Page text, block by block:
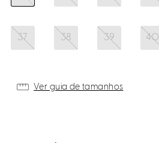
37 38 39 40
Ver guia de tamanhos